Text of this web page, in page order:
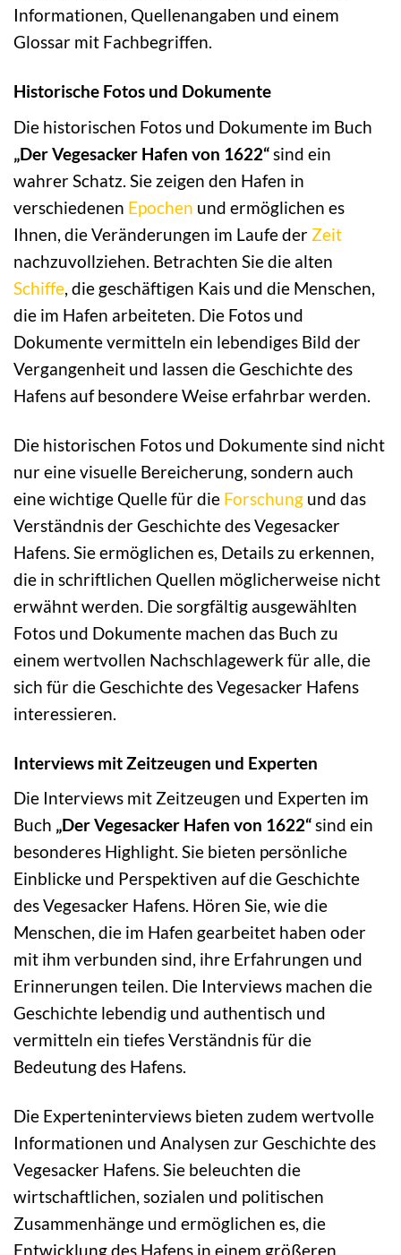
Informationen, Quellenangaben und einem
Glossar mit Fachbegriffen.
Historische Fotos und Dokumente
Die historischen Fotos und Dokumente im Buch
„Der Vegesacker Hafen von 1622“sind ein
wahrer Schatz. Sie zeigen den Hafen in
verschiedenen Epochen und ermöglichen es
Ihnen, die Veränderungen im Laufe der Zeit
nachzuvollziehen. Betrachten Sie die alten
Schiffe, die geschäftigen Kais und die Menschen,
die im Hafen arbeiteten. Die Fotos und
Dokumente vermitteln ein lebendiges Bild der
Vergangenheit und lassen die Geschichte des
Hafens auf besondere Weise erfahrbar werden.
Die historischen Fotos und Dokumente sind nicht
nur eine visuelle Bereicherung, sondern auch
eine wichtige Quelle für die Forschung und das
Verständnis der Geschichte des Vegesacker
Hafens. Sie ermöglichen es, Details zu erkennen,
die in schriftlichen Quellen möglicherweise nicht
erwähnt werden. Die sorgfältig ausgewählten
Fotos und Dokumente machen das Buch zu
einem wertvollen Nachschlagewerk für alle, die
sich für die Geschichte des Vegesacker Hafens
interessieren.
Interviews mit Zeitzeugen und Experten
Die Interviews mit Zeitzeugen und Experten im
Buch „Der Vegesacker Hafen von 1622“sind ein
besonderes Highlight. Sie bieten persönliche
Einblicke und Perspektiven auf die Geschichte
des Vegesacker Hafens. Hören Sie, wie die
Menschen, die im Hafen gearbeitet haben oder
mit ihm verbunden sind, ihre Erfahrungen und
Erinnerungen teilen. Die Interviews machen die
Geschichte lebendig und authentisch und
vermitteln ein tiefes Verständnis für die
Bedeutung des Hafens.
Die Experteninterviews bieten zudem wertvolle
Informationen und Analysen zur Geschichte des
Vegesacker Hafens. Sie beleuchten die
wirtschaftlichen, sozialen und politischen
Zusammenhänge und ermöglichen es, die
Entwicklung des Hafens in einem größeren